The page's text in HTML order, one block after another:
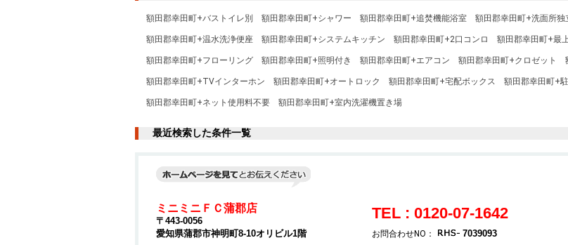
額田郡幸田町+バストイレ別 額田郡幸田町+シャワー 額田郡幸田町+追焚機能浴室 額田郡幸田町+洗面所独
額田郡幸田町+温水洗浄便座 額田郡幸田町+システムキッチン 額田郡幸田町+2口コンロ 額田郡幸田町+最
額田郡幸田町+フローリング 額田郡幸田町+照明付き 額田郡幸田町+エアコン 額田郡幸田町+クロゼット
額田郡幸田町+TVインターホン 額田郡幸田町+オートロック 額田郡幸田町+宅配ボックス 額田郡幸田町+
額田郡幸田町+ネット使用料不要 額田郡幸田町+室内洗濯機置き場
最近検索した条件一覧
ミニミニＦＣ蒲郡店
〒443-0056
愛知県蒲郡市神明町8-10オリビル1階
TEL : 0120-07-1642
お問合わせNO： 7039093